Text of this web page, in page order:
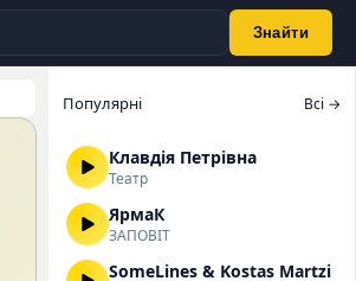
Знайти
Популярні Всі →
Клавдія Петрівна
Театр
ЯрмаК
ЗАПОВІТ
SomeLines & Kostas Martzi